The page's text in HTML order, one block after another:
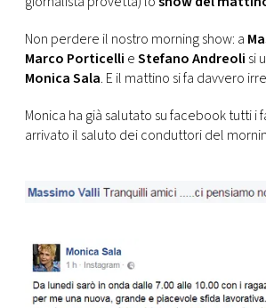
CONSIGLIA
Non perdere il nostro morning show: a
Marco Porticelli eStefano Andreoli si
Monica Sala. E il mattino si fa davvero
Monica ha già salutato su facebook tutti i
arrivato il saluto dei conduttori del